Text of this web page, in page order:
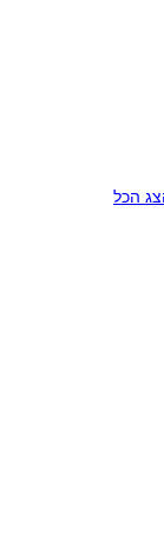
הכל